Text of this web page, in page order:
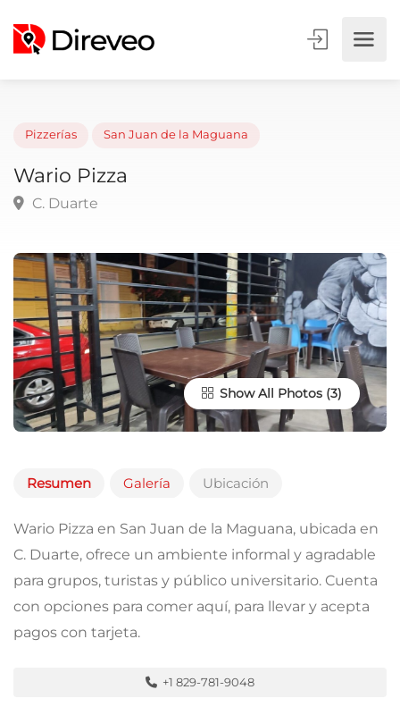
Wario Pizza
Show All Photos
Resumen Galería Ubicación
Wario Pizza en San Juan de la Maguana, ubicada en
C. Duarte, ofrece un ambiente informal y agradable
para grupos, turistas y público universitario. Cuenta
con opciones para comer aquí, para llevar y acepta
pagos con tarjeta.
+1 829-781-9048